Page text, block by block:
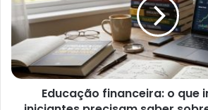
Educação financeira: o que